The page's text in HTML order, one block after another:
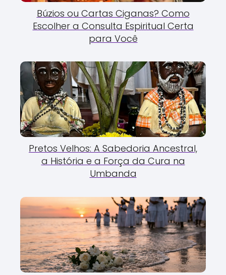
Búzios ou Cartas Ciganas? Como
Escolher a Consulta Espiritual Certa
para Você
Pretos Velhos: A Sabedoria Ancestral,
a História e a Força da Cura na
Umbanda